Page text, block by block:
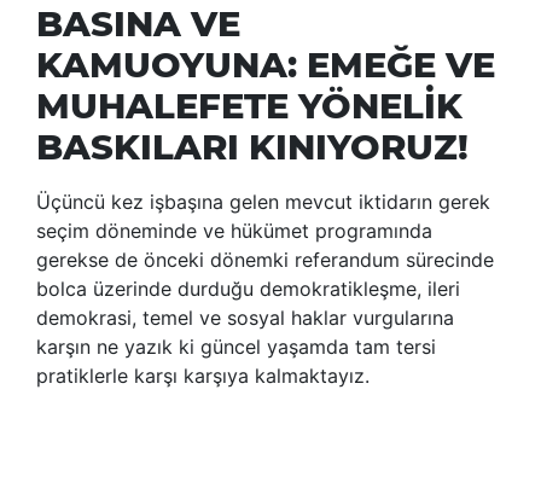
BASINA VE
KAMUOYUNA: EMEĞE VE
MUHALEFETE YÖNELİK
BASKILARI KINIYORUZ!
Üçüncü kez işbaşına gelen mevcut iktidarın gerek
seçim döneminde ve hükümet programında
gerekse de önceki dönemki referandum sürecinde
bolca üzerinde durduğu demokratikleşme, ileri
demokrasi, temel ve sosyal haklar vurgularına
karşın ne yazık ki güncel yaşamda tam tersi
pratiklerle karşı karşıya kalmaktayız.